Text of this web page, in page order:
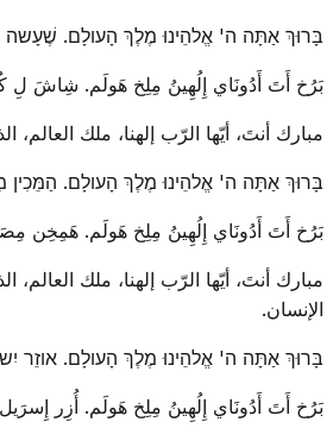
בָּרוּךְ אַתָּה ה' אֱלהֵינוּ מֶלֶךְ הָעולָם. שֶׁעָשה
بَرُخ أَتَ أَدُونَاي إِلُهِينُ مِلِخ هَولَم. شِاشَ
مبارك أنتَ، أيّها الرّب إلهنا، ملك
בָּרוּךְ אַתָּה ה' אֱלהֵינוּ מֶלֶךְ הָעולָם. הַמֵּכִין
بَرُخ أَتَ أَدُونَاي إِلُهِينُ مِلِخ هَولَم. هَمِخِن
مبارك أنتَ، أيّها الرّب إلهنا، ملك
الإنسان.
בָּרוּךְ אַתָּה ה' אֱלהֵינוּ מֶלֶךְ הָעולָם. אוזֵר
بَرُخ أَتَ أَدُونَاي إِلُهِينُ مِلِخ هَولَم. أُزِر